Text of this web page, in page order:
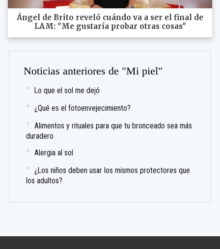
Ángel de Brito reveló cuándo va a ser el final de
LAM: "Me gustaría probar otras cosas"
Noticias anteriores de "Mi piel"
Lo que el sol me dejó
¿Qué es el fotoenvejecimiento?
Alimentos y rituales para que tu bronceado sea más
duradero
Alergia al sol
¿Los niños deben usar los mismos protectores que
los adultos?